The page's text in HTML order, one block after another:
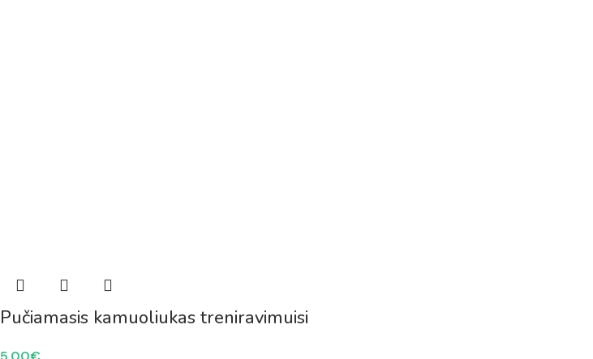
Pučiamasis kamuoliukas treniravimuisi